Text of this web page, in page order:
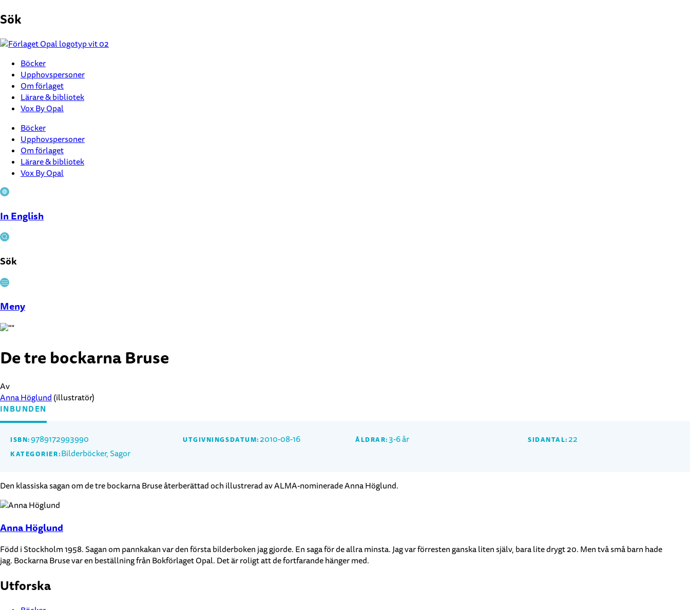
till
Sök
Böcker
Upphovspersoner
Om förlaget
Lärare & bibliotek
Vox By Opal
Böcker
Upphovspersoner
Om förlaget
Lärare & bibliotek
Vox By Opal
In English
Sök
Stäng
Meny
De tre bockarna Bruse
Av
Anna Höglund (illustratör)
INBUNDEN
ISBN:9789172993990 UTGIVNINGSDATUM: 2010-08-16 ÅLDRAR:3-6 år SIDANTAL: 22
KATEGORIER:Bilderböcker, Sagor
Den klassiska sagan om de tre bockarna Bruse återberättad och illustrerad av ALMA-nominerade Anna Höglund.
Anna Höglund
Född i Stockholm 1958. Sagan om pannkakan var den första bilderboken jag gjorde. En saga för de allra minsta. Jag var förresten ganska liten själv, bara lite drygt 20. Men två små barn hade
jag. Bockarna Bruse var en beställning från Bokförlaget Opal. Det är roligt att de fortfarande hänger med.
Utforska